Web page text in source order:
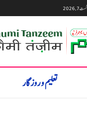
7, 2026
تعلیم و روزگار